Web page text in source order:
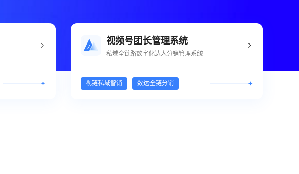
视频号团长管理系统
私域全链路数字化达人分销管理系统
视链私域智销 数达全链分销